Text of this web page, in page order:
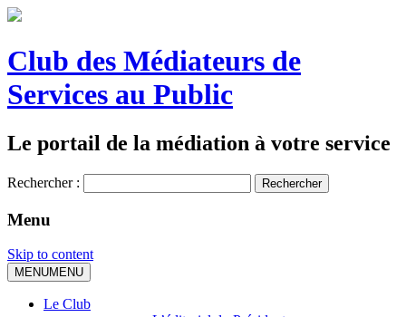
Club des Médiateurs de
Services au Public
Le portail de la médiation à votre service
Rechercher :
Menu
Skip to content
MENUMENU
Le Club